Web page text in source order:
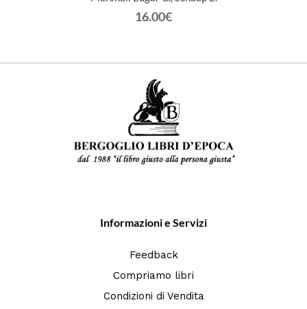
16.00€
Informazioni e Servizi
Feedback
Compriamo libri
Condizioni di Vendita